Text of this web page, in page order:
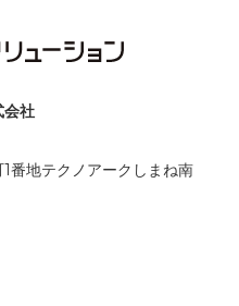
会社
番地テクノアークしまね南